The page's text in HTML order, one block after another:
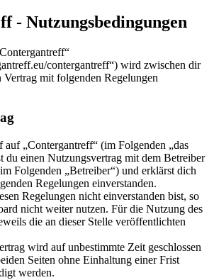
- Nutzungsbedingungen
contergantreff“) wird zwischen dir
mit folgenden Regelungen
„Contergantreff“ (im Folgenden „das
du einen Nutzungsvertrag mit dem Betreiber
Folgenden „Betreiber“) und erklärst dich
Regelungen einverstanden.
Regelungen nicht einverstanden bist, so
nicht weiter nutzen. Für die Nutzung des
die an dieser Stelle veröffentlichten
wird auf unbestimmte Zeit geschlossen
Seiten ohne Einhaltung einer Frist
werden.